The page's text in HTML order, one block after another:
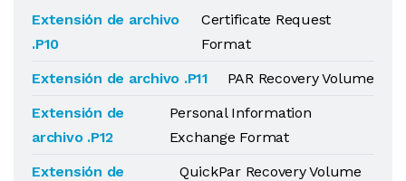
Extensión de archivo
.P10
Certificate Request
Format
Extensión de archivo .P11
PAR Recovery Volume
Extensión de
archivo .P12
Personal Information
Exchange Format
Extensión de
QuickPar Recovery Volume